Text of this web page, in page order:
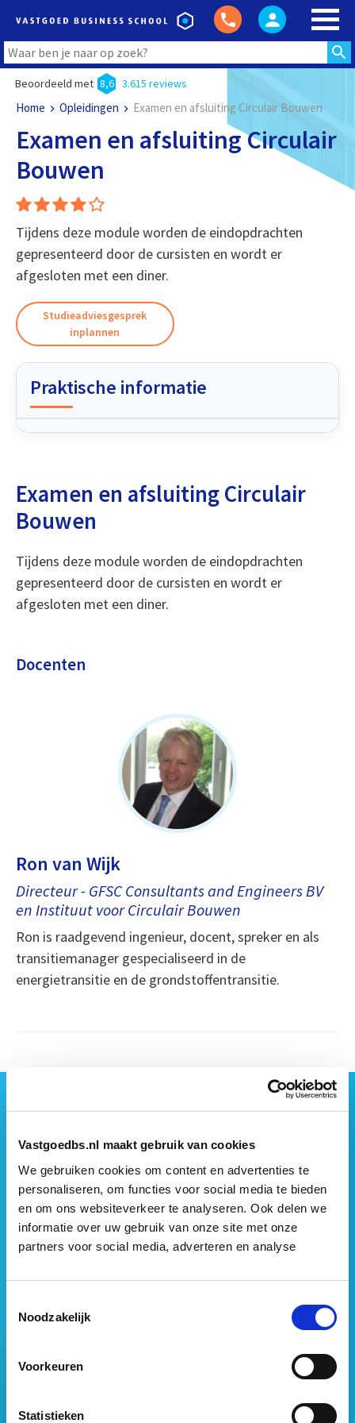
Vastgoedbs.nl maakt gebruik van cookies
We gebruiken cookies om content en advertenties te
personaliseren, om functies voor social media te bieden
en om ons websiteverkeer te analyseren. Ook delen we
informatie over uw gebruik van onze site met onze
partners voor social media, adverteren en analyse
Noodzakelijk
Voorkeuren
Statistieken
Beoordeeld met 8,6 3.615 reviews
Home Opleidingen Examen en afsluiting Circulair Bouwen
Examen en afsluiting Circulair
Bouwen
Tijdens deze module worden de eindopdrachten
gepresenteerd door de cursisten en wordt er
afgesloten met een diner.
Docenten
Ron van Wijk
Directeur - GFSC Consultants and Engineers BV
en Instituut voor Circulair Bouwen
Ron is raadgevend ingenieur, docent, spreker en als
transitiemanager gespecialiseerd in de
energietransitie en de grondstoffentransitie.
Examen en afsluiting Circulair
Bouwen
Tijdens deze module worden de eindopdrachten
gepresenteerd door de cursisten en wordt er
afgesloten met een diner.
Studieadviesgesprek
inplannen
Praktische informatie
Geen vastgoednieuws missen?
media voor je samen en signaleren de belangrijkste
vastgoedtrends. Schrijf je in voor onze gratis
nieuwsbrief: